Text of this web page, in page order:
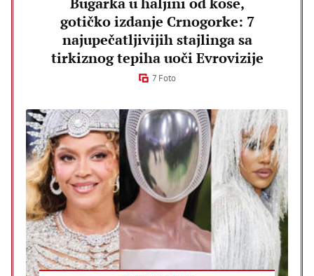
gotičko izdanje Crnogorke: 7
najupečatljivijih stajlinga sa
tirkiznog tepiha uoči Evrovizije
7 Foto